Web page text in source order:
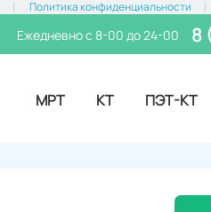
Политика конфиденциальности
Ежедневно с 8-00 до 24-00 8
МРТ КТ ПЭТ-КТ